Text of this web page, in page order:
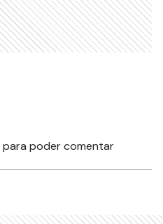
para poder comentar